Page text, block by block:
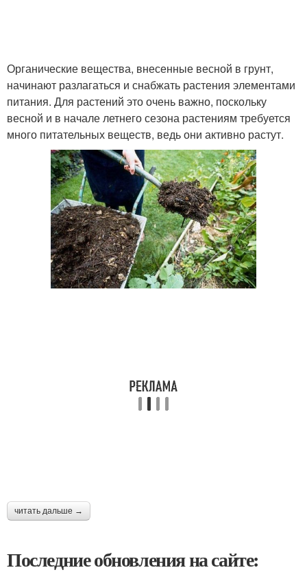
Органические вещества, внесенные весной в грунт,
начинают разлагаться и снабжать растения элементами
питания. Для растений это очень важно, поскольку
весной и в начале летнего сезона растениям требуется
много питательных веществ, ведь они активно растут.
читать дальше →
Последние обновления на сайте: